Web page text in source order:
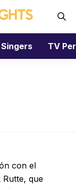
Singers TV
con el
que